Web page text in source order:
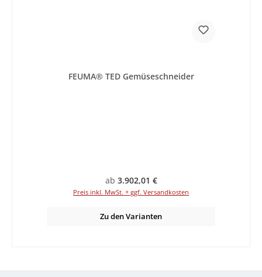
FEUMA® TED Gemüseschneider
Regulärer Preis:
ab 3.902,01 €
Preis inkl. MwSt. + ggf. Versandkosten
Zu den Varianten